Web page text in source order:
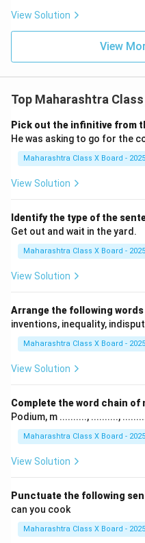
View Solution
View
Top Maharashtra
Pick out the infinitive from
He was asking to go for the
Maharashtra Class X Board - 2025
View Solution
Identify the type of the
Get out and wait in the yard.
Maharashtra Class X Board - 2025
View Solution
Arrange the following
inventions, inequality,
Maharashtra Class X Board - 2025
View Solution
Complete the word chain of
Podium, m .........., ..........,
Maharashtra Class X Board - 2025
View Solution
Punctuate the following
can you cook
Maharashtra Class X Board - 2025